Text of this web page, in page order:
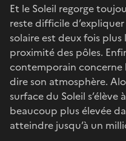
Et le Soleil regorge
reste difficile
solaire est deux fois plus
proximité des pôles.
contemporain concerne
dire son atmosphère.
surface du Soleil s’élève
beaucoup plus élevée
atteindre jusqu’à un